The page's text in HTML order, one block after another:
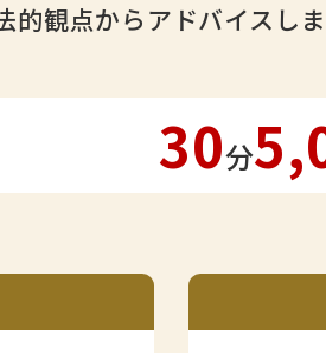
的観点からアドバイスし
30分